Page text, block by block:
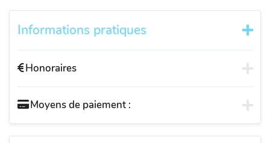
Informations pratiques
Honoraires
Moyens de paiement :